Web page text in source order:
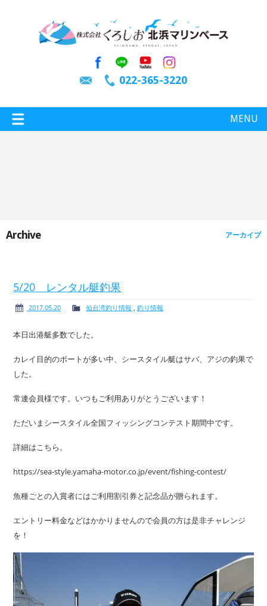
022-365-3220
MENU
サービス案内
Archive アーカイブ
5/20 レンタル艇釣果
2017.05.20 仙台湾釣り情報 ,釣り情報
本日出港艇多数でした。
カレイ目的のボートが多い中、シースタイル艇はサバ、アジの釣果で
した。
常連会員様です。いつもご利用ありがとうございます！
ただいまシースタイル全国フィッシングコンテスト期間中です。
詳細はこちら。
https://sea-style.yamaha-motor.co.jp/event/fishing-contest/
魚種ごとの入賞者にはご利用割引券と記念品が贈られます。
エントリー料金などはかかりませんので会員の方は是非チャレンジ
を！